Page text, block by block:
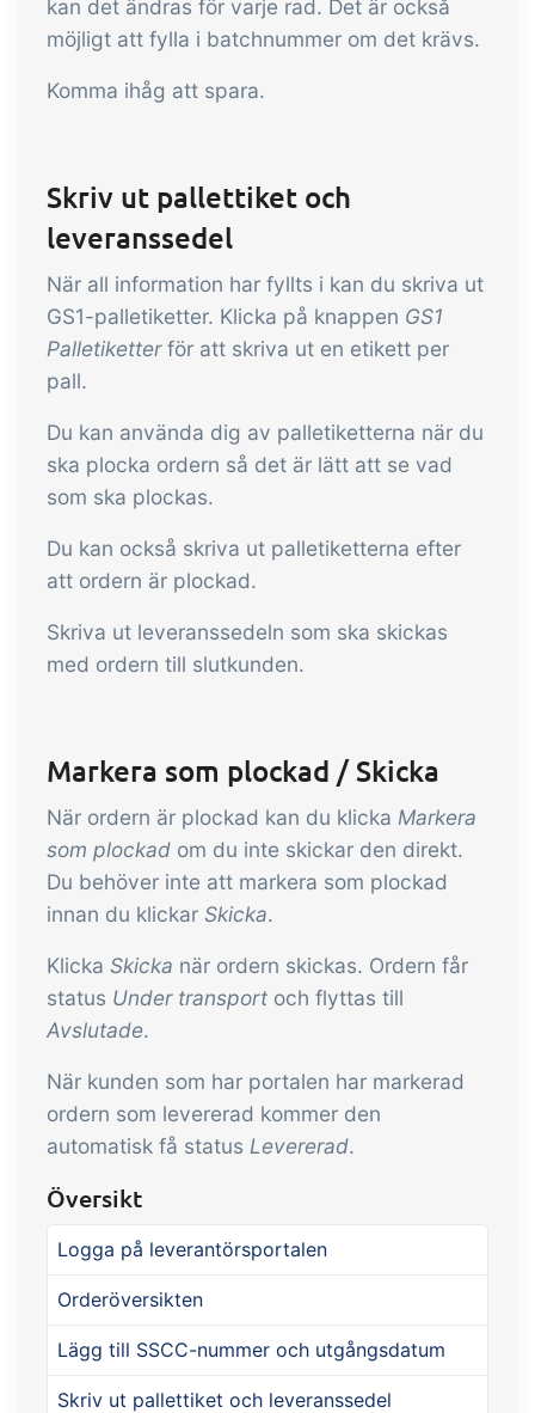
kan det ändras för varje rad. Det är också
möjligt att fylla i batchnummer om det krävs.
Komma ihåg att spara.
Skriv ut pallettiket och
leveranssedel
När all information har fyllts i kan du skriva ut
GS1-palletiketter. Klicka på knappen GS1
Palletiketterför att skriva ut en etikett per
pall.
Du kan använda dig av palletiketterna när du
ska plocka ordern så det är lätt att se vad
som ska plockas.
Du kan också skriva ut palletiketterna efter
att ordern är plockad.
Skriva ut leveranssedeln som ska skickas
med ordern till slutkunden.
Markera som plockad / Skicka
När ordern är plockad kan du klicka Markera
som plockad om du inte skickar den direkt.
Du behöver inte att markera som plockad
innan du klickar Skicka.
Klicka Skicka när ordern skickas. Ordern får
status Under transport och flyttas till
Avslutade.
När kunden som har portalen har markerad
ordern som levererad kommer den
automatisk få status Levererad.
Översikt
Logga på leverantörsportalen
Orderöversikten
Lägg till SSCC-nummer och utgångsdatum
Skriv ut pallettiket och leveranssedel